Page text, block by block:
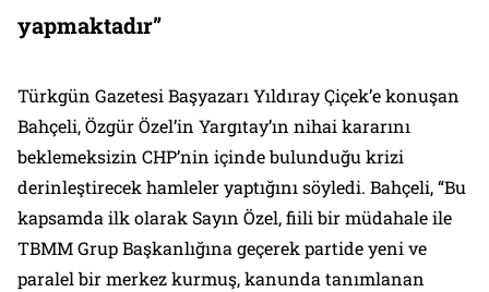
yapmaktadır”
Türkgün Gazetesi Başyazarı Yıldıray Çiçek’e konuşan
Bahçeli, Özgür Özel’in Yargıtay’ın nihai kararını
beklemeksizin CHP’nin içinde bulunduğu krizi
derinleştirecek hamleler yaptığını söyledi. Bahçeli, “Bu
kapsamda ilk olarak Sayın Özel, fiili bir müdahale ile
TBMM Grup Başkanlığına geçerek partide yeni ve
paralel bir merkez kurmuş, kanunda tanımlanan